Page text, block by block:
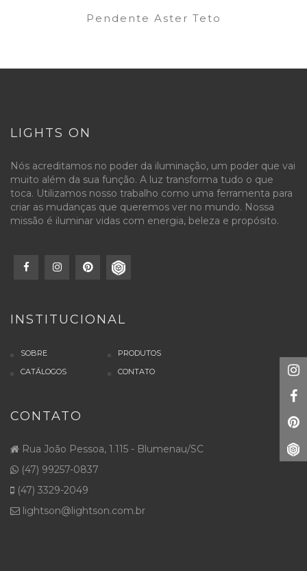
Pendente Aster Teto
LIGHTS ON
Nós acreditamos no poder da iluminação, um poder que vai
muito além da sua função. A luz transforma tudo o que
toca. Utilizamos nosso trabalho como uma ferramenta para
criar as mudanças que queremos ver no mundo. Nossa
missão é iluminar vidas com energia, beleza e propósito.
INSTITUCIONAL
SOBRE
PRODUTOS
CATÁLOGOS
CONTATO
CONTATO
Rua João Pessoa, 1.115 - Blumenau/SC
(47) 99257-0837
(47) 3329-2049
lightson@lightson.com.br